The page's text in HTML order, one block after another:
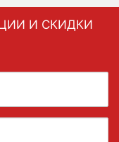
И СКИДКИ